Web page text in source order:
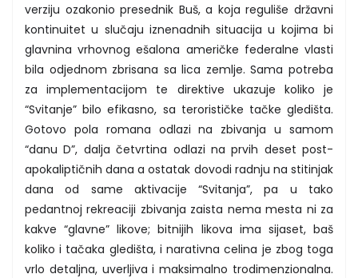
verziju ozakonio presednik Buš, a koja reguliše državni
kontinuitet u slučaju iznenadnih situacija u kojima bi
glavnina vrhovnog ešalona američke federalne vlasti
bila odjednom zbrisana sa lica zemlje. Sama potreba
za implementacijom te direktive ukazuje koliko je
“Svitanje” bilo efikasno, sa terorističke tačke gledišta.
Gotovo pola romana odlazi na zbivanja u samom
“danu D”, dalja četvrtina odlazi na prvih deset post-
apokaliptičnih dana a ostatak dovodi radnju na stitinjak
dana od same aktivacije “Svitanja”, pa u tako
pedantnoj rekreaciji zbivanja zaista nema mesta ni za
kakve “glavne” likove; bitnijih likova ima sijaset, baš
koliko i tačaka gledišta, i narativna celina je zbog toga
vrlo detaljna, uverljiva i maksimalno trodimenzionalna.